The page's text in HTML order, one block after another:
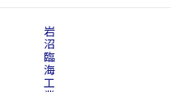
岩
沼
臨
海
工